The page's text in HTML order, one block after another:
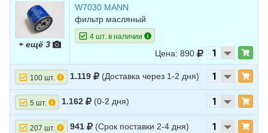
+ ещё 3
W7030 MANN
фильтр масляный
4 шт. в наличии
Цена: 890
100 шт. 1.119 (Доставка через 1-2 дня)
5 шт. 1.162 (0-2 дня)
207 шт. 941 (Срок поставки 2-4 дня)